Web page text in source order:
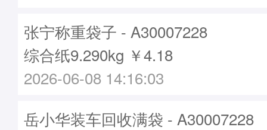
张宁称重袋子 - A30007228
综合纸9.290kg ￥4.18
2026-06-08 14:16:03
岳小华装车回收满袋 - A30007228